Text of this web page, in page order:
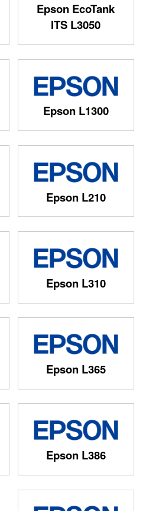
Epson EcoTank
ITS L3050
Epson L1300
Epson L210
Epson L310
Epson L365
Epson L386